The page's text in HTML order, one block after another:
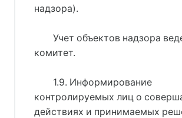
надзора).
Учет объектов надзора
комитет.
1.9. Информирование
контролируемых лиц о
действиях и принимаемых